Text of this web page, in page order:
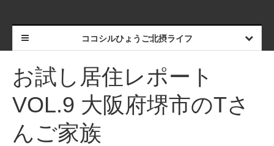
ココシルひょうご北摂ライフ
お試し居住レポート
VOL.9 大阪府堺市のTさ
んご家族